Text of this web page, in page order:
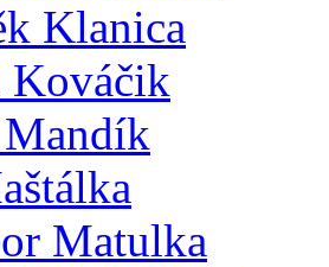
Klanica
Kováčik
Mandík
Matulka